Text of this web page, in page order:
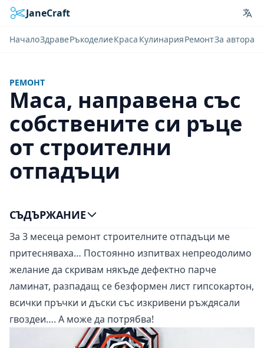
JaneCraft
НачалоЗдравеРъкоделиеКраса КулинарияРемонтЗа автора
РЕМОНТ
Маса, направена със
собствените си ръце
от строителни
отпадъци
За 3 месеца ремонт строителните отпадъци ме
притесняваха… Постоянно изпитвах непреодолимо
желание да скривам някъде дефектно парче
ламинат, разпадащ се безформен лист гипсокартон,
всички пръчки и дъски със изкривени ръждясали
гвоздеи…. А може да потрябва!
СЪДЪРЖАНИЕ